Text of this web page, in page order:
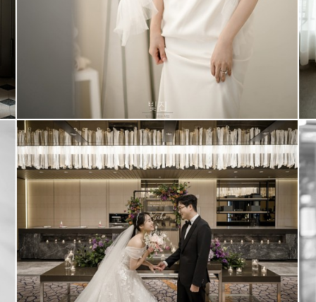
포시즌스 호텔